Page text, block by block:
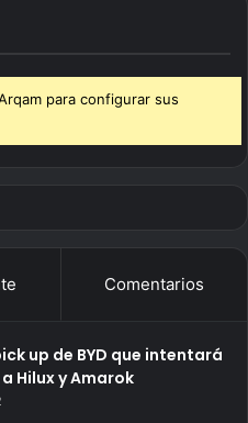
para configurar sus
Comentarios
up de BYD que intentará
Hilux y Amarok